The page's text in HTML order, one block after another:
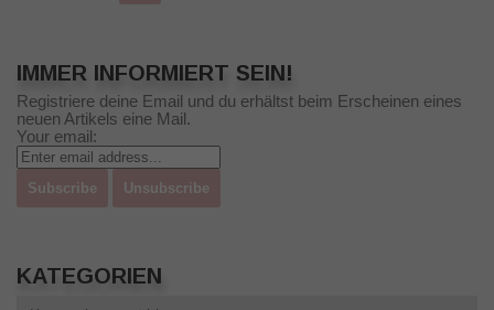
IMMER INFORMIERT SEIN!
Registriere deine Email und du erhältst beim Erscheinen eines
neuen Artikels eine Mail.
Your email:
KATEGORIEN